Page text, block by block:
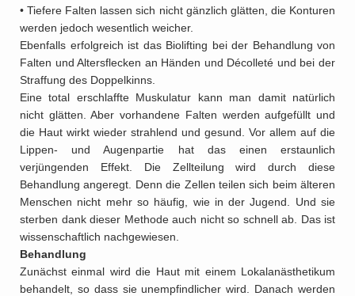
• Tiefere Falten lassen sich nicht gänzlich glätten, die Konturen
werden jedoch wesentlich weicher.
Ebenfalls erfolgreich ist das Biolifting bei der Behandlung von
Falten und Altersflecken an Händen und Décolleté und bei der
Straffung des Doppelkinns.
Eine total erschlaffte Muskulatur kann man damit natürlich
nicht glätten. Aber vorhandene Falten werden aufgefüllt und
die Haut wirkt wieder strahlend und gesund. Vor allem auf die
Lippen- und Augenpartie hat das einen erstaunlich
verjüngenden Effekt. Die Zellteilung wird durch diese
Behandlung angeregt. Denn die Zellen teilen sich beim älteren
Menschen nicht mehr so häufig, wie in der Jugend. Und sie
sterben dank dieser Methode auch nicht so schnell ab. Das ist
wissenschaftlich nachgewiesen.
Behandlung
Zunächst einmal wird die Haut mit einem Lokalanästhetikum
behandelt, so dass sie unempfindlicher wird. Danach werden